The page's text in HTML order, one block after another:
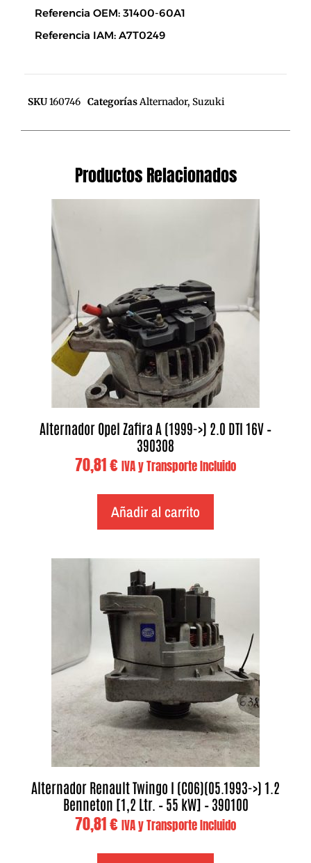
Referencia OEM: 31400-60A1
Referencia IAM: A7T0249
SKU160746 CategoríasAlternador, Suzuki
Productos Relacionados
Alternador Opel Zafira A (1999->) 2.0 DTI 16V –
390308
70,81€ IVA y Transporte Incluido
Añadir al carrito
Alternador Renault Twingo I (C06)(05.1993->) 1.2
Benneton [1,2 Ltr. – 55 kW] – 390100
70,81€ IVA y Transporte Incluido